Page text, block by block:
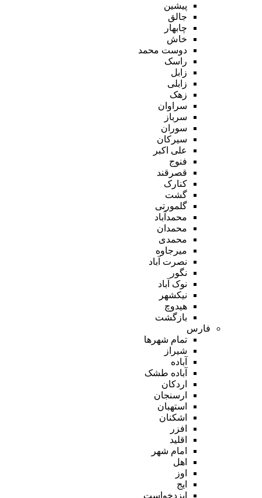
پیشین
جالق
چابهار
خاش
دوست محمد
راسک
زابل
زابلی
زهک
سراوان
سرباز
سوران
سیرکان
علی اکبر
فنوج
قصرقند
کنارک
گشت
گلمورتی
محمدآباد
محمدان
محمدی
میرجاوه
نصرت آباد
نگور
نوک آباد
نیکشهر
هیدوچ
بازگشت
فارس
تمام شهر‌ها
شیراز
آباده
آباده طشک
اردکان
ارسنجان
استهبان
اشکنان
افزر
اقلید
امام شهر
اهل
اوز
ایج
ایزدخواست